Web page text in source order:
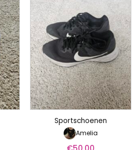
Sportschoenen
Amelia